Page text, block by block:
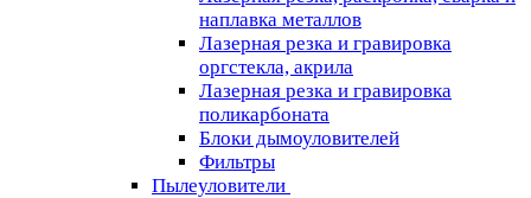
наплавка металлов
Лазерная резка и гравировка
оргстекла, акрила
Лазерная резка и гравировка
поликарбоната
Блоки дымоуловителей
Фильтры
Пылеуловители